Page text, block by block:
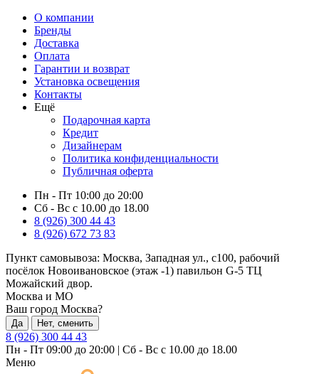
О компании
Бренды
Доставка
Оплата
Гарантии и возврат
Установка освещения
Контакты
Ещё
Подарочная карта
Кредит
Дизайнерам
Политика конфиденциальности
Публичная оферта
Пн - Пт 10:00 до 20:00
Сб - Вс с 10.00 до 18.00
8 (926) 300 44 43
8 (926) 672 73 83
Пункт самовывоза: Москва, Западная ул., с100, рабочий
посёлок Новоивановское (этаж -1) павильон G-5 ТЦ
Можайский двор.
Москва и МО
Ваш город Москва?
Да Нет, сменить
8 (926) 300 44 43
Пн - Пт 09:00 до 20:00 | Сб - Вс с 10.00 до 18.00
Меню